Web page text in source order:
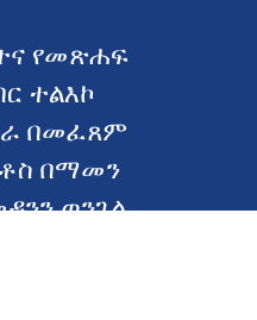
የመጽሐፍ
ተልእኮ
በመፈጸም
በማመን
ወንጌል